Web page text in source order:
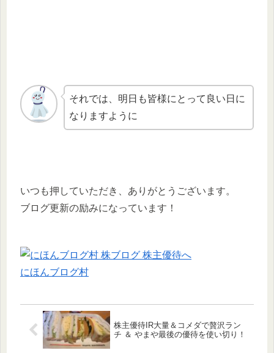
それでは、明日も皆様にとって良い日に
なりますように
いつも押していただき、ありがとうございます。
ブログ更新の励みになっています！
にほんブログ村
株主優待IR大量＆コメダで贅沢ラン
チ ＆ やまや最後の優待を使い切り！